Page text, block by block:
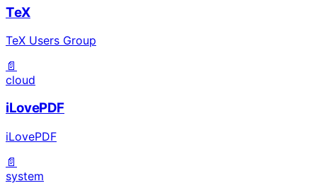
TeX
TeX Users Group
📄
cloud
iLovePDF
iLovePDF
📄
system